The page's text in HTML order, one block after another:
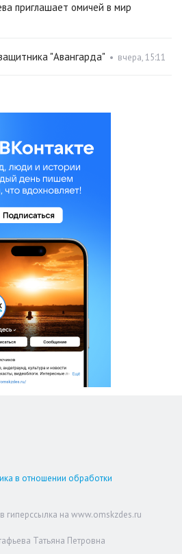
приглашает омичей в мир
"Авангарда" • вчера, 15:11
в отношении обработки
гиперссылка на www.omskzdes.ru
Татьяна Петровна